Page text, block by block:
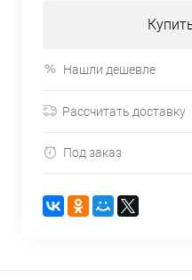
Нашли дешевле
Рассчитать доставку
Под заказ